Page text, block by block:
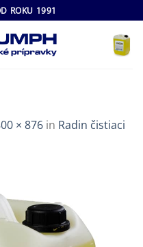
ROKU 1991
× 876 in Radin čistiaci